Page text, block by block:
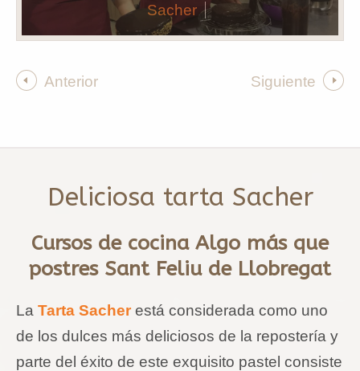
Sacher
Anterior Siguiente
Deliciosa tarta Sacher
Cursos de cocina Algo más que
postres Sant Feliu de Llobregat
La Tarta Sacher está considerada como uno
de los dulces más deliciosos de la repostería y
parte del éxito de este exquisito pastel consiste